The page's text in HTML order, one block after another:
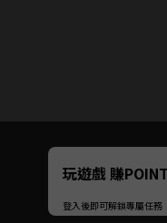
Unmute
如有不便請
玩遊戲 賺
登入後即可解鎖專屬任務